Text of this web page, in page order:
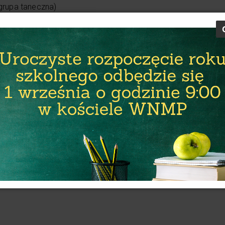
taneczna)
zagadnieniami dotyczącymi historii Żar.
3 miejsce. Gratulujemy uczestnikom
Zima
Next
Post
Przedszkolaki w Naszej szkole